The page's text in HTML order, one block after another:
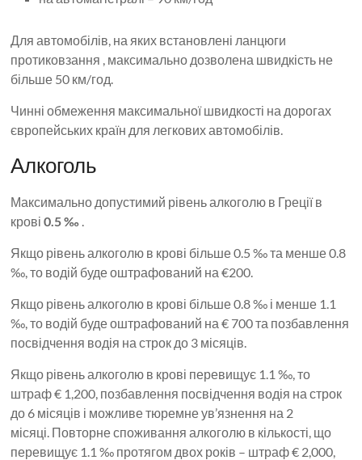
Для автомобілів, на яких встановлені ланцюги
протиковзання , максимально дозволена швидкість не
більше 50 км/год.
Чинні обмеження максимальної швидкості на дорогах
європейських країн для легкових автомобілів.
Алкоголь
Максимально допустимий рівень алкоголю в Греції в
крові0.5 ‰ .
Якщо рівень алкоголю в крові більше 0.5 ‰ та менше 0.8
‰, то водій буде оштрафований на €200.
Якщо рівень алкоголю в крові більше 0.8 ‰ і менше 1.1
‰, то водій буде оштрафований на € 700 та позбавлення
посвідчення водія на строк до 3 місяців.
Якщо рівень алкоголю в крові перевищує 1.1 ‰, то
штраф € 1,200, позбавлення посвідчення водія на строк
до 6 місяців і можливе тюремне ув’язнення на 2
місяці. Повторне споживання алкоголю в кількості, що
перевищує 1.1 ‰ протягом двох років – штраф € 2,000,